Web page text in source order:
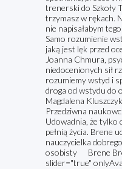
trenerski do Szkoły
trzymasz w rękach.
nie napisałabym
Samo rozumienie
jaką jest lęk przed
Joanna Chmura,
niedocenionych sił
rozumiemy wstyd i
droga od wstydu do
Magdalena
Przedziwna
Udowadnia, że tylko
pełnią życia. Brene
nauczycielka
osobisty Brene
slider="true"